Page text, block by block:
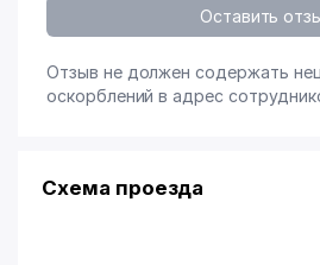
Оставить
Отзыв не должен содержать
оскорблений в адрес
Схема проезда